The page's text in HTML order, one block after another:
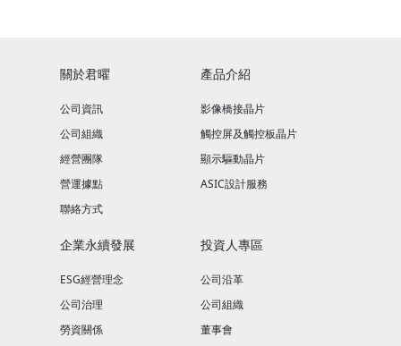
關於君曜
公司資訊
公司組織
經營團隊
營運據點
聯絡方式
產品介紹
影像橋接晶片
觸控屏及觸控板晶片
顯示驅動晶片
ASIC設計服務
企業永續發展
ESG經營理念
公司治理
勞資關係
投資人專區
公司沿革
公司組織
董事會